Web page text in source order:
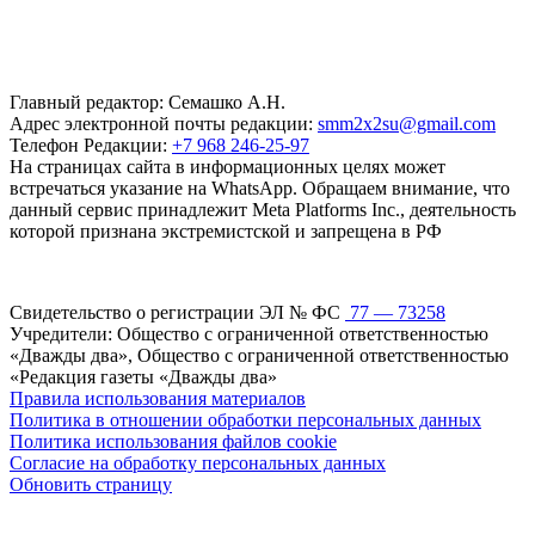
Главный редактор: Семашко А.Н.
Адрес электронной почты редакции: smm2x2su@gmail.com
Телефон Редакции: +7 968 246-25-97
На страницах сайта в информационных целях может
встречаться указание на WhatsApp. Обращаем внимание, что
данный сервис принадлежит Meta Platforms Inc., деятельность
которой признана экстремистской и запрещена в РФ
Свидетельство о регистрации ЭЛ № ФС 77 — 73258
Учредители: Общество с ограниченной ответственностью
«Дважды два», Общество с ограниченной ответственностью
«Редакция газеты «Дважды два»
Правила использования материалов
Политика в отношении обработки персональных данных
Политика использования файлов cookie
Согласие на обработку персональных данных
Обновить страницу